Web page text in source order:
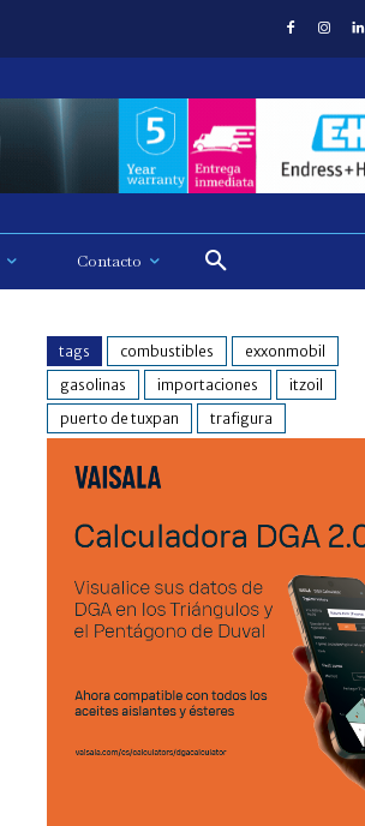
Contacto
tags combustibles
exxonmobil
gasolinas
importaciones
itzoil
puerto de tuxpan
trafigura